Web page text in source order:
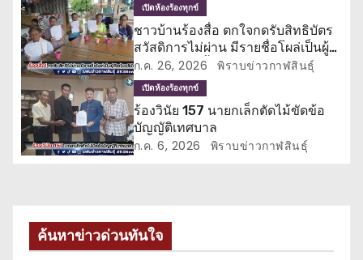
รื่
อ
ง
เปิดห้องร้องทุกข์
ชาวบ้านร้องสื่อ ตกใจกดรับสิทธิบัตร
สวัสดิการไม่ผ่าน มีรายชื่อโผล่เป็นผู้
ถือหุ้นบริษัทตั้งแต่ปี 64
ก.ค. 26, 2026 พิราบข่าวกาฬสินธุ์
เปิดห้องร้องทุกข์
ร้องวินัย 157 นายกเล็กตัดไม้ขัดข้อ
บัญญัติเทศบาล
ก.ค. 6, 2026 พิราบข่าวกาฬสินธุ์
ค้นหาข่าวด่วนทันใจ